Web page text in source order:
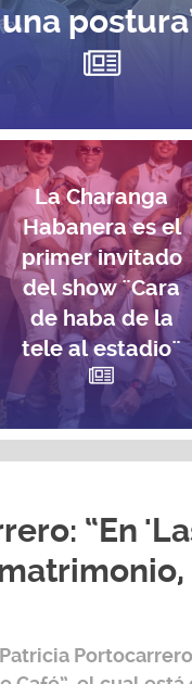
una
La Charanga
Habanera es el
primer invitado
del show ¨Cara
de haba de la
tele al estadio¨
“En
Patricia Portocarrero